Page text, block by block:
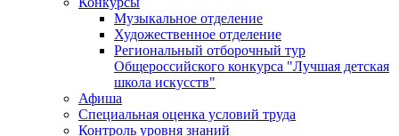
Музыкальное отделение
Художественное отделение
Региональный отборочный тур
Общероссийского конкурса "Лучшая детская
школа искусств"
Афиша
Специальная оценка условий труда
Контроль уровня знаний